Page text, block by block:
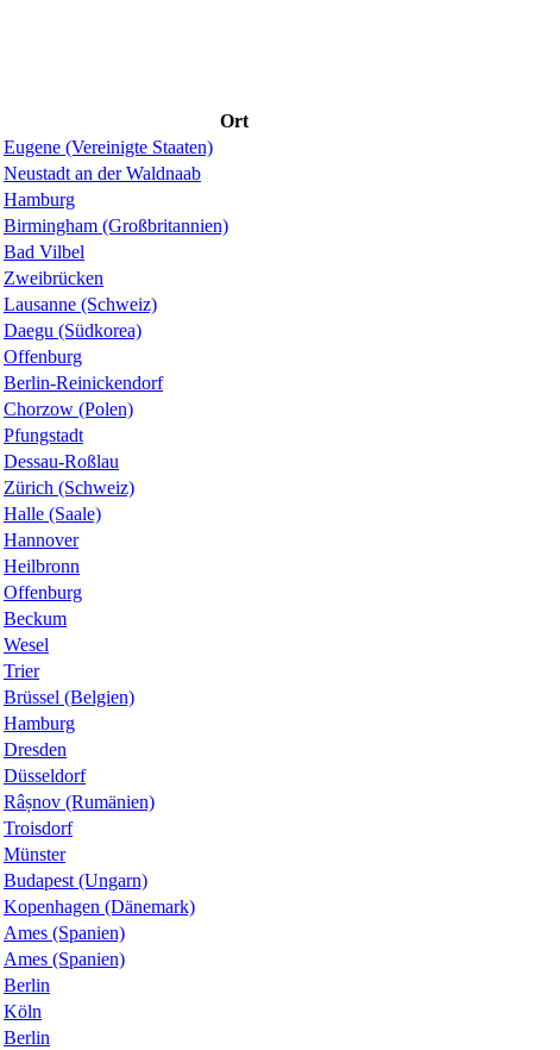
Ort
Eugene (Vereinigte Staaten)
Neustadt an der Waldnaab
Hamburg
Birmingham (Großbritannien)
Bad Vilbel
Zweibrücken
Lausanne (Schweiz)
Daegu (Südkorea)
Offenburg
Berlin-Reinickendorf
Chorzow (Polen)
Pfungstadt
Dessau-Roßlau
Zürich (Schweiz)
Halle (Saale)
Hannover
Heilbronn
Offenburg
Beckum
Wesel
Trier
Brüssel (Belgien)
Hamburg
Dresden
Düsseldorf
Râșnov (Rumänien)
Troisdorf
Münster
Budapest (Ungarn)
Kopenhagen (Dänemark)
Ames (Spanien)
Ames (Spanien)
Berlin
Köln
Berlin